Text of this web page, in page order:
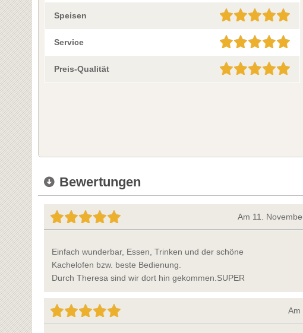
Speisen
Service
Preis-Qualität
Bewertungen
Am 11.
Einfach wunderbar, Essen, Trinken und der schöne
Kachelofen bzw. beste Bedienung.
Durch Theresa sind wir dort hin gekommen.SUPER
Am